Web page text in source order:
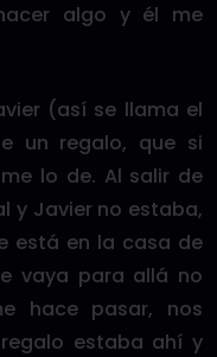
algo y él me
(así se llama el
un regalo, que si
lo de. Al salir de
y Javier no estaba,
está en la casa de
vaya para allá no
hace pasar, nos
estaba ahí y